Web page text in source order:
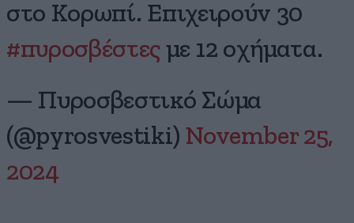
στο Κορωπί. Επιχειρούν 30
#πυροσβέστες με 12 οχήματα.
— Πυροσβεστικό Σώμα
(@pyrosvestiki) November 25,
2024